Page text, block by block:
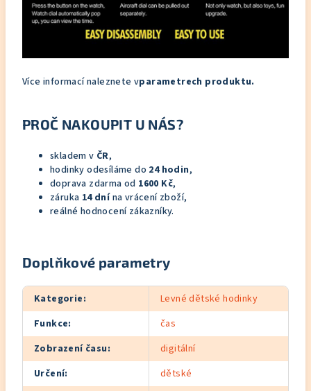
Více informací naleznete vparametrech produktu.
PROČ NAKOUPIT U NÁS?
skladem v ČR,
hodinky odesíláme do 24 hodin,
doprava zdarma od 1600 Kč,
záruka 14 dnína vrácení zboží,
reálné hodnocení zákazníky.
Doplňkové parametry
Kategorie:
Levné dětské hodinky
Funkce:
čas
Zobrazení času:
digitální
Určení:
dětské